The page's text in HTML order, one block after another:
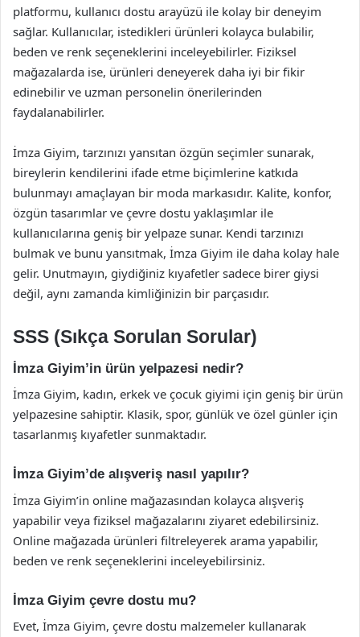
platformu, kullanıcı dostu arayüzü ile kolay bir deneyim
sağlar. Kullanıcılar, istedikleri ürünleri kolayca bulabilir,
beden ve renk seçeneklerini inceleyebilirler. Fiziksel
mağazalarda ise, ürünleri deneyerek daha iyi bir fikir
edinebilir ve uzman personelin önerilerinden
faydalanabilirler.
İmza Giyim, tarzınızı yansıtan özgün seçimler sunarak,
bireylerin kendilerini ifade etme biçimlerine katkıda
bulunmayı amaçlayan bir moda markasıdır. Kalite, konfor,
özgün tasarımlar ve çevre dostu yaklaşımlar ile
kullanıcılarına geniş bir yelpaze sunar. Kendi tarzınızı
bulmak ve bunu yansıtmak, İmza Giyim ile daha kolay hale
gelir. Unutmayın, giydiğiniz kıyafetler sadece birer giysi
değil, aynı zamanda kimliğinizin bir parçasıdır.
SSS (Sıkça Sorulan Sorular)
İmza Giyim’in ürün yelpazesi nedir?
İmza Giyim, kadın, erkek ve çocuk giyimi için geniş bir ürün
yelpazesine sahiptir. Klasik, spor, günlük ve özel günler için
tasarlanmış kıyafetler sunmaktadır.
İmza Giyim’de alışveriş nasıl yapılır?
İmza Giyim’in online mağazasından kolayca alışveriş
yapabilir veya fiziksel mağazalarını ziyaret edebilirsiniz.
Online mağazada ürünleri filtreleyerek arama yapabilir,
beden ve renk seçeneklerini inceleyebilirsiniz.
İmza Giyim çevre dostu mu?
Evet, İmza Giyim, çevre dostu malzemeler kullanarak